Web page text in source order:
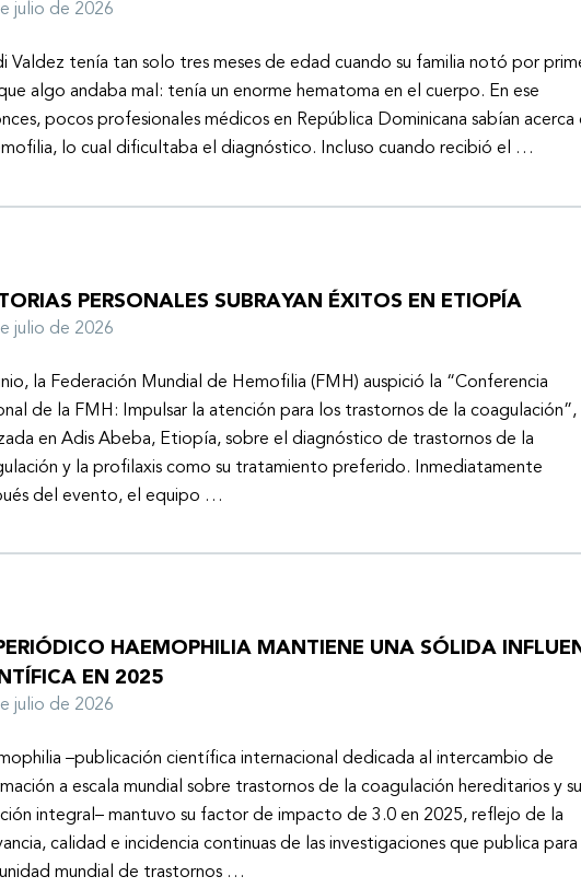
julio de 2026
Valdez tenía tan solo tres meses de edad cuando su familia notó por
algo andaba mal: tenía un enorme hematoma en el cuerpo. En ese
pocos profesionales médicos en República Dominicana sabían acerca
lo cual dificultaba el diagnóstico. Incluso cuando recibió el …
PERSONALES SUBRAYAN ÉXITOS EN ETIOPÍA
julio de 2026
la Federación Mundial de Hemofilia (FMH) auspició la “Conferencia
de la FMH: Impulsar la atención para los trastornos de la coagulación”,
en Adis Abeba, Etiopía, sobre el diagnóstico de trastornos de la
y la profilaxis como su tratamiento preferido. Inmediatamente
del evento, el equipo …
HAEMOPHILIA MANTIENE UNA SÓLIDA
EN 2025
julio de 2026
–publicación científica internacional dedicada al intercambio de
a escala mundial sobre trastornos de la coagulación hereditarios y su
integral– mantuvo su factor de impacto de 3.0 en 2025, reflejo de la
calidad e incidencia continuas de las investigaciones que publica para
mundial de trastornos …